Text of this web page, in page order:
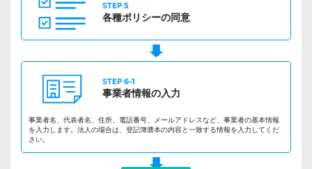
STEP 5
各種ポリシーの同意
STEP 6-1
事業者情報の入力
事業者名、代表者名、住所、電話番号、メールアドレスなど、事業者の基本情報
を入力します。法人の場合は、登記簿謄本の内容と一致する情報を入力してくだ
さい。